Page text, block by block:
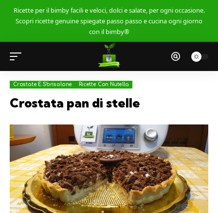
Ricette per il bimby facili e veloci, dolci e salate, per ogni occasione.
Scopri ricette genuine spiegate passo passo e cucina ogni giorno
con il bimby®
Crostate E Sbrisolone Ricette Con Nutella
Crostata pan di stelle